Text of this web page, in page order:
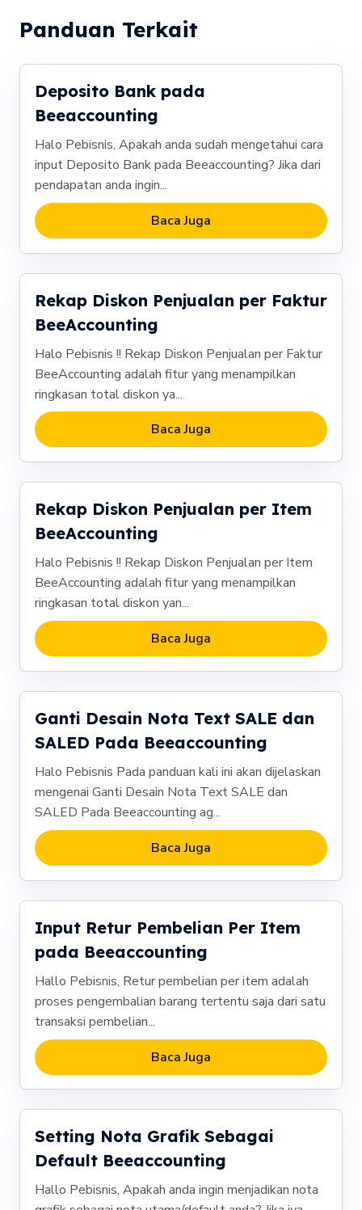
Panduan Terkait
Deposito Bank pada
Beeaccounting
Halo Pebisnis, Apakah anda sudah mengetahui cara
input Deposito Bank pada Beeaccounting? Jika dari
pendapatan anda ingin...
Baca Juga
Rekap Diskon Penjualan per Faktur
BeeAccounting
Halo Pebisnis !! Rekap Diskon Penjualan per Faktur
BeeAccounting adalah fitur yang menampilkan
ringkasan total diskon ya...
Baca Juga
Rekap Diskon Penjualan per Item
BeeAccounting
Halo Pebisnis !! Rekap Diskon Penjualan per Item
BeeAccounting adalah fitur yang menampilkan
ringkasan total diskon yan...
Baca Juga
Ganti Desain Nota Text SALE dan
SALED Pada Beeaccounting
Halo Pebisnis Pada panduan kali ini akan dijelaskan
mengenai Ganti Desain Nota Text SALE dan
SALED Pada Beeaccounting ag...
Baca Juga
Input Retur Pembelian Per Item
pada Beeaccounting
Hallo Pebisnis, Retur pembelian per item adalah
proses pengembalian barang tertentu saja dari satu
transaksi pembelian...
Baca Juga
Setting Nota Grafik Sebagai
Default Beeaccounting
Hallo Pebisnis, Apakah anda ingin menjadikan nota